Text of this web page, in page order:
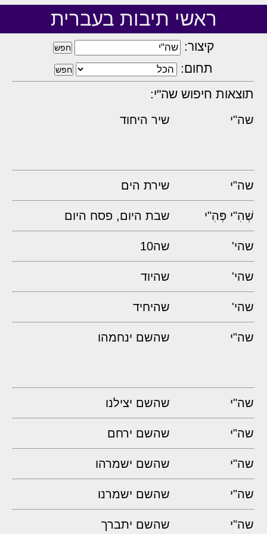
ראשי תיבות בעברית
קיצור:
תחום:
תוצאות חיפוש שה"י:
שה"י שיר היחוד
שה"י שירת הים
שְׁהִ"י פְּהִ"י שבת היום, פסח היום
שהי' שה10
שהי' שהיוד
שהי' שהיחיד
שה"י שהשם ינחמהו
שה"י שהשם יצילנו
שה"י שהשם ירחם
שה"י שהשם ישמרהו
שה"י שהשם ישמרנו
שה"י שהשם יתברך